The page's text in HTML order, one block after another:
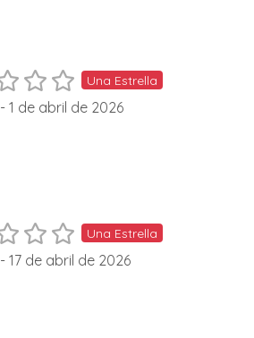
Una Estrella
- 1 de abril de 2026
Una Estrella
- 17 de abril de 2026